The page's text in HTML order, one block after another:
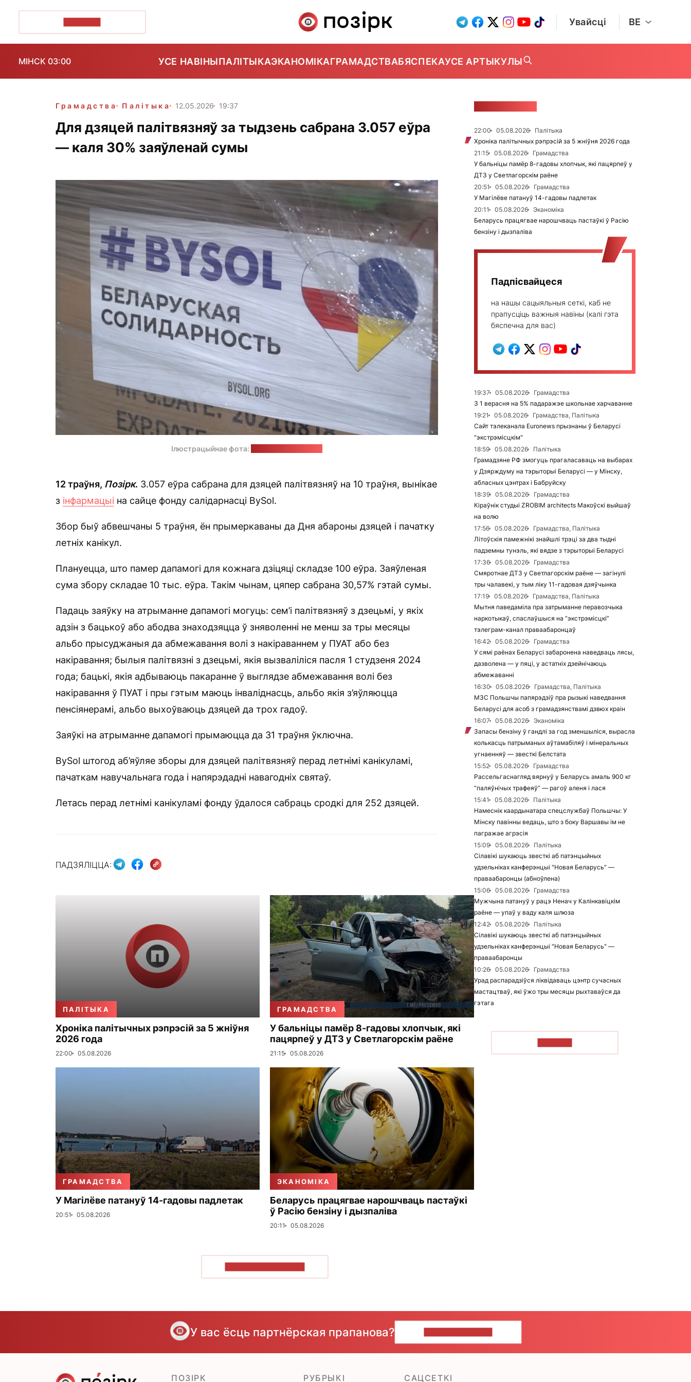
Увайсці BE
МІНСК 03:00 УСЕ НАВІНЫПАЛІТЫКАЭКАНОМІКАГРАМАДСТВАБЯСПЕКАУСЕ АРТЫКУЛЫ
Грамадства Палітыка 12.05.2026 19:37
Для дзяцей палітвязняў за тыдзень сабрана 3.057 еўра
— каля 30% заяўленай сумы
Ілюстрацыйнае фота:
12 траўня, Позірк. 3.057 еўра сабрана для дзяцей палітвязняў на 10 траўня, вынікае
з інфармацыі на сайце фонду салідарнасці BySol.
Збор быў абвешчаны 5 траўня, ён прымеркаваны да Дня абароны дзяцей і пачатку
летніх канікул.
Плануецца, што памер дапамогі для кожнага дзіцяці складзе 100 еўра. Заяўленая
сума збору складае 10 тыс. еўра. Такім чынам, цяпер сабрана 30,57% гэтай сумы.
Падаць заяўку на атрыманне дапамогі могуць: сем’і палітвязняў з дзецьмі, у якіх
адзін з бацькоў або абодва знаходзяцца ў зняволенні не менш за тры месяцы
альбо прысуджаныя да абмежавання волі з накіраваннем у ПУАТ або без
накіравання; былыя палітвязні з дзецьмі, якія вызваліліся пасля 1 студзеня 2024
года; бацькі, якія адбываюць пакаранне ў выглядзе абмежавання волі без
накіравання ў ПУАТ і пры гэтым маюць інваліднасць, альбо якія з’яўляюцца
пенсіянерамі, альбо выхоўваюць дзяцей да трох гадоў.
Заяўкі на атрыманне дапамогі прымаюцца да 31 траўня ўключна.
BySol штогод аб’яўляе зборы для дзяцей палітвязняў перад летнімі канікуламі,
пачаткам навучальнага года і напярэдадні навагодніх святаў.
Летась перад летнімі канікуламі фонду ўдалося сабраць сродкі для 252 дзяцей.
ПАДЗЯЛІЦЦА:
ПАЛІТЫКА
Хроніка палітычных рэпрэсій за 5 жніўня
2026 года
22:00 05.08.2026
ГРАМАДСТВА
У бальніцы памёр 8-гадовы хлопчык, які
пацярпеў у ДТЗ у Светлагорскім раёне
21:15 05.08.2026
ГРАМАДСТВА
У Магілёве патануў 14-гадовы падлетак
20:51 05.08.2026
ЭКАНОМІКА
Беларусь працягвае нарошчваць пастаўкі
ў Расію бензіну і дызпаліва
20:11 05.08.2026
22:00 05.08.2026
Палітыка
Хроніка палітычных рэпрэсій за 5 жніўня 2026 года
21:15
05.08.2026
Грамадства
У бальніцы памёр 8-гадовы хлопчык, які пацярпеў у
ДТЗ у Светлагорскім раёне
20:51
05.08.2026
Грамадства
У Магілёве патануў 14-гадовы падлетак
20:11
05.08.2026
Эканоміка
Беларусь працягвае нарошчваць пастаўкі ў Расію
бензіну і дызпаліва
Падпісвайцеся
на нашы сацыяльныя сеткі, каб не
прапусціць важныя навіны (калі гэта
бяспечна для вас)
19:37 05.08.2026
Грамадства
З 1 верасня на 5% падаражэе школьнае харчаванне
19:21
05.08.2026
Грамадства, Палітыка
Сайт тэлеканала Euronews прызнаны ў Беларусі
"экстрэмісцкім"
18:59
05.08.2026
Палітыка
Грамадзяне РФ змогуць прагаласаваць на выбарах
у Дзярждуму на тэрыторыі Беларусі — у Мінску,
абласных цэнтрах і Бабруйску
18:39
05.08.2026
Грамадства
Кіраўнік студыі ZROBIM architects Макоўскі выйшаў
на волю
17:56
05.08.2026
Грамадства, Палітыка
Літоўскія памежнікі знайшлі трэці за два тыдні
падземны тунэль, які вядзе з тэрыторыі Беларусі
17:36
05.08.2026
Грамадства
Смяротнае ДТЗ у Светлагорскім раёне — загінулі
тры чалавекі, у тым ліку 11-гадовая дзяўчынка
17:19
05.08.2026
Грамадства, Палітыка
Мытня паведаміла пра затрыманне перавозчыка
наркотыкаў, спаслаўшыся на “экстрэмісцкі”
тэлеграм-канал праваабаронцаў
16:42
05.08.2026
Грамадства
У сямі раёнах Беларусі забаронена наведваць лясы,
дазволена — у пяці, у астатніх дзейнічаюць
абмежаванні
16:30
05.08.2026
Грамадства, Палітыка
МЗС Польшчы папярэдзіў пра рызыкі наведвання
Беларусі для асоб з грамадзянствамі дзвюх краін
16:07
05.08.2026
Эканоміка
Запасы бензіну ў гандлі за год зменшыліся, вырасла
колькасць патрыманых аўтамабіляў і мінеральных
угнаенняў — звесткі Белстата
15:52
05.08.2026
Грамадства
Рассельгаснагляд вярнуў у Беларусь амаль 900 кг
“паляўнічых трафеяў” — рагоў аленя і лася
15:41
05.08.2026
Палітыка
Намеснік каардынатара спецслужбаў Польшчы: У
Мінску павінны ведаць, што з боку Варшавы ім не
пагражае агрэсія
15:09
05.08.2026
Палітыка
Сілавікі шукаюць звесткі аб патэнцыйных
удзельніках канферэнцыі "Новая Беларусь" —
праваабаронцы (абноўлена)
15:06
05.08.2026
Грамадства
Мужчына патануў у рацэ Ненач у Калінкавіцкім
раёне — упаў у ваду каля шлюза
12:42
05.08.2026
Палітыка
Сілавікі шукаюць звесткі аб патэнцыйных
удзельніках канферэнцыі "Новая Беларусь" —
праваабаронцы
10:26
05.08.2026
Грамадства
Урад распарадзіўся ліквідаваць цэнтр сучасных
мастацтваў, які ўжо тры месяцы рыхтаваўся да
гэтага
У вас ёсць партнёрская прапанова?
ПОЗІРК РУБРЫКІ САЦСЕТКІ